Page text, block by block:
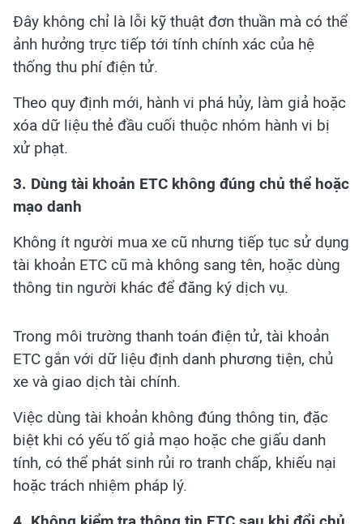
Đây không chỉ là lỗi kỹ thuật đơn thuần mà có thể
ảnh hưởng trực tiếp tới tính chính xác của hệ
thống thu phí điện tử.
Theo quy định mới, hành vi phá hủy, làm giả hoặc
xóa dữ liệu thẻ đầu cuối thuộc nhóm hành vi bị
xử phạt.
3. Dùng tài khoản ETC không đúng chủ thể hoặc
mạo danh
Không ít người mua xe cũ nhưng tiếp tục sử dụng
tài khoản ETC cũ mà không sang tên, hoặc dùng
thông tin người khác để đăng ký dịch vụ.
Trong môi trường thanh toán điện tử, tài khoản
ETC gắn với dữ liệu định danh phương tiện, chủ
xe và giao dịch tài chính.
Việc dùng tài khoản không đúng thông tin, đặc
biệt khi có yếu tố giả mạo hoặc che giấu danh
tính, có thể phát sinh rủi ro tranh chấp, khiếu nại
hoặc trách nhiệm pháp lý.